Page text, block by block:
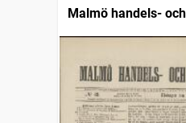
Malmö handels-